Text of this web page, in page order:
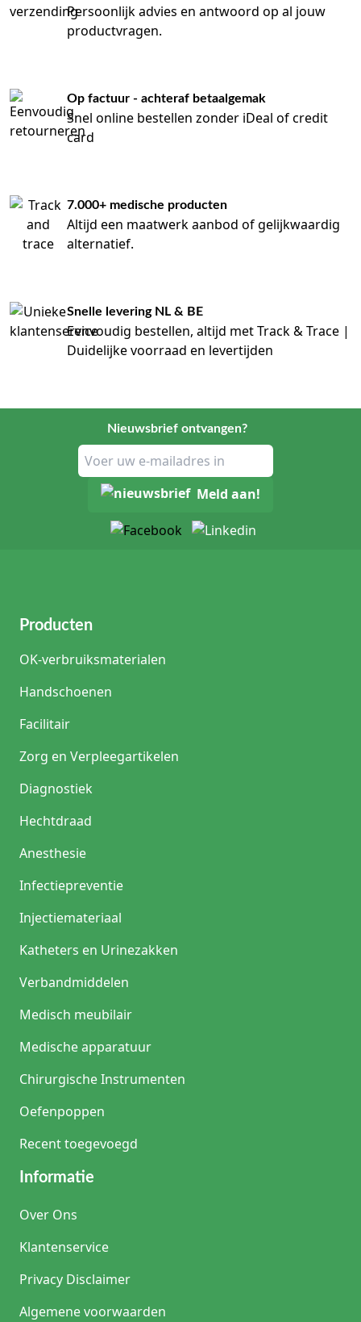
Persoonlijk advies en antwoord op al jouw
productvragen.
Op factuur - achteraf betaalgemak
Snel online bestellen zonder iDeal of credit
card
7.000+ medische producten
Altijd een maatwerk aanbod of gelijkwaardig
alternatief.
Snelle levering NL & BE
Eenvoudig bestellen, altijd met Track & Trace |
Duidelijke voorraad en levertijden
Nieuwsbrief ontvangen?
Meld aan!
Producten
OK-verbruiksmaterialen
Handschoenen
Facilitair
Zorg en Verpleegartikelen
Diagnostiek
Hechtdraad
Anesthesie
Infectiepreventie
Injectiemateriaal
Katheters en Urinezakken
Verbandmiddelen
Medisch meubilair
Medische apparatuur
Chirurgische Instrumenten
Oefenpoppen
Recent toegevoegd
Informatie
Over Ons
Klantenservice
Privacy Disclaimer
Algemene voorwaarden